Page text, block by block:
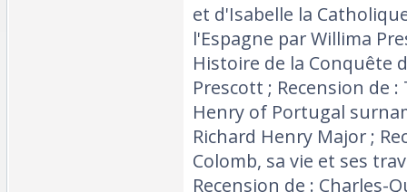
et d'Isabelle la
l'Espagne par Willima
Histoire de la Conquête
Prescott ; Recension de
Henry of Portugal
Richard Henry Major ;
Colomb, sa vie et ses
Recension de : Charles-